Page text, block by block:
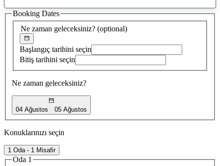
öneri
bulundu
Ne zaman geleceksiniz? (optional)
Başlangıç tarihini seçin
Bitiş tarihini seçin
Ne zaman geleceksiniz?
04 Ağustos 05 Ağustos
Booking Dates
Konuklarınızı seçin
1 Oda - 1 Misafir
Oda 1